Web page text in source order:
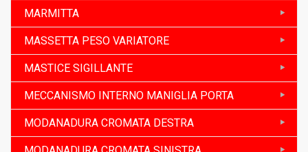
MARMITTA
MASSETTA PESO VARIATORE
MASTICE SIGILLANTE
MECCANISMO INTERNO MANIGLIA PORTA
MODANADURA CROMATA DESTRA